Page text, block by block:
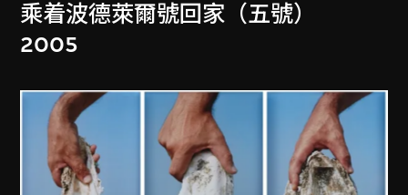
乘着波德萊爾號回家（五號）
2005